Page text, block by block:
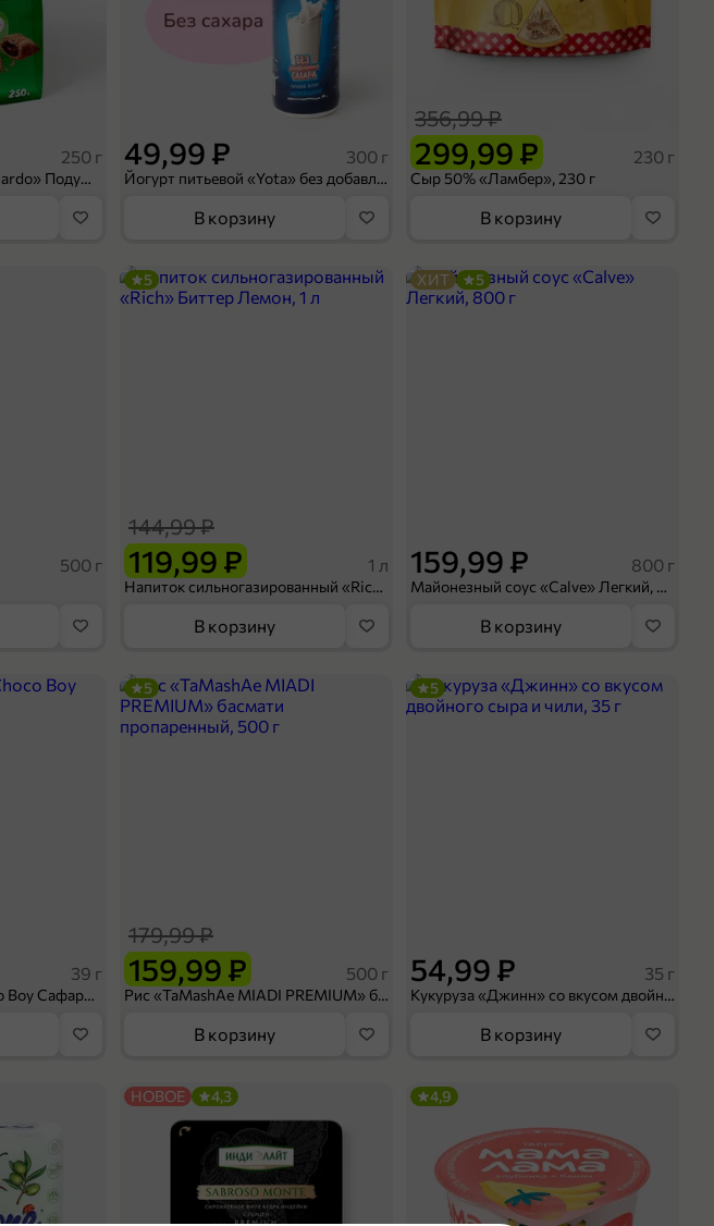
250 г
Готовый завтрак «Leonardo» Подушечки с шоколадно-ореховой начинкой, 250 г
49,99 ₽ 300 г
Йогурт питьевой «Yota» без добавления сахара, 300 г
В корзину
299,99 ₽
356,99 ₽
230 г
Сыр 50% «Ламбер», 230 г
В корзину
500 г 119,99 ₽
144,99 ₽
1 л
Напиток сильногазированный «Rich» Биттер Лемон, 1 л
5
В корзину
159,99 ₽ 800 г
Майонезный соус «Calve» Легкий, 800 г
ХИТ 5
В корзину
39 г
Печенье «Orion» Choco Boy Сафари кокос, 39 г
159,99 ₽
179,99 ₽
500 г
Рис «TaMashAe MIADI PREMIUM» басмати пропаренный, 500 г
5
В корзину
54,99 ₽ 35 г
Кукуруза «Джинн» со вкусом двойного сыра и чили, 35 г
5
В корзину
НОВОЕ 4,3 4,9